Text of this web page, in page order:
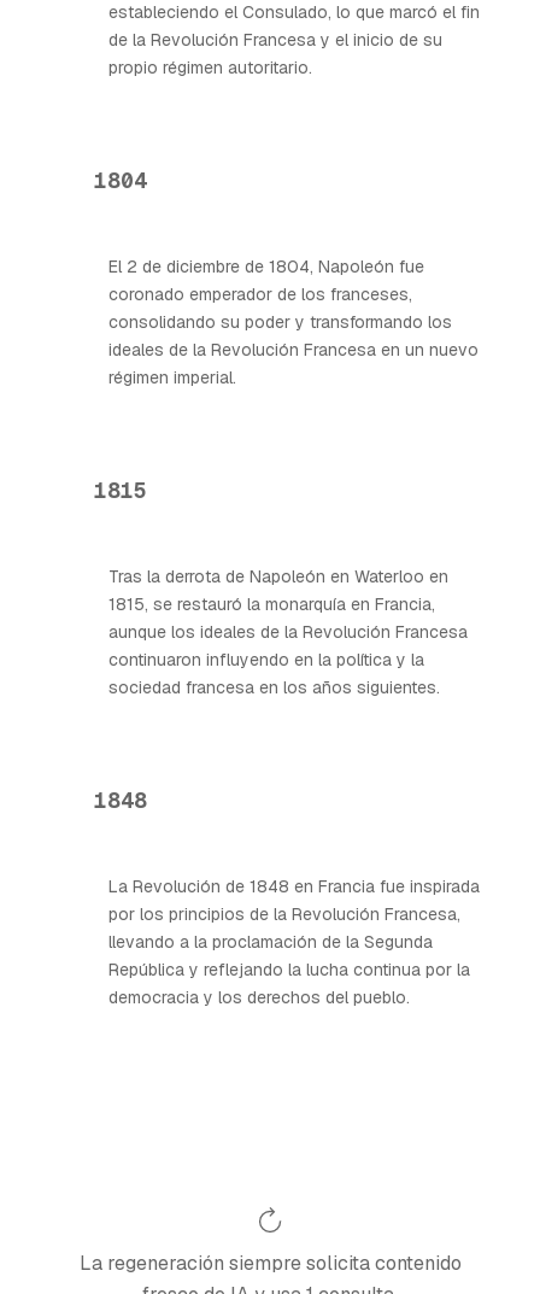
estableciendo el Consulado, lo que marcó el fin
de la Revolución Francesa y el inicio de su
propio régimen autoritario.
1804
El 2 de diciembre de 1804, Napoleón fue
coronado emperador de los franceses,
consolidando su poder y transformando los
ideales de la Revolución Francesa en un nuevo
régimen imperial.
1815
Tras la derrota de Napoleón en Waterloo en
1815, se restauró la monarquía en Francia,
aunque los ideales de la Revolución Francesa
continuaron influyendo en la política y la
sociedad francesa en los años siguientes.
1848
La Revolución de 1848 en Francia fue inspirada
por los principios de la Revolución Francesa,
llevando a la proclamación de la Segunda
República y reflejando la lucha continua por la
democracia y los derechos del pueblo.
La regeneración siempre solicita contenido